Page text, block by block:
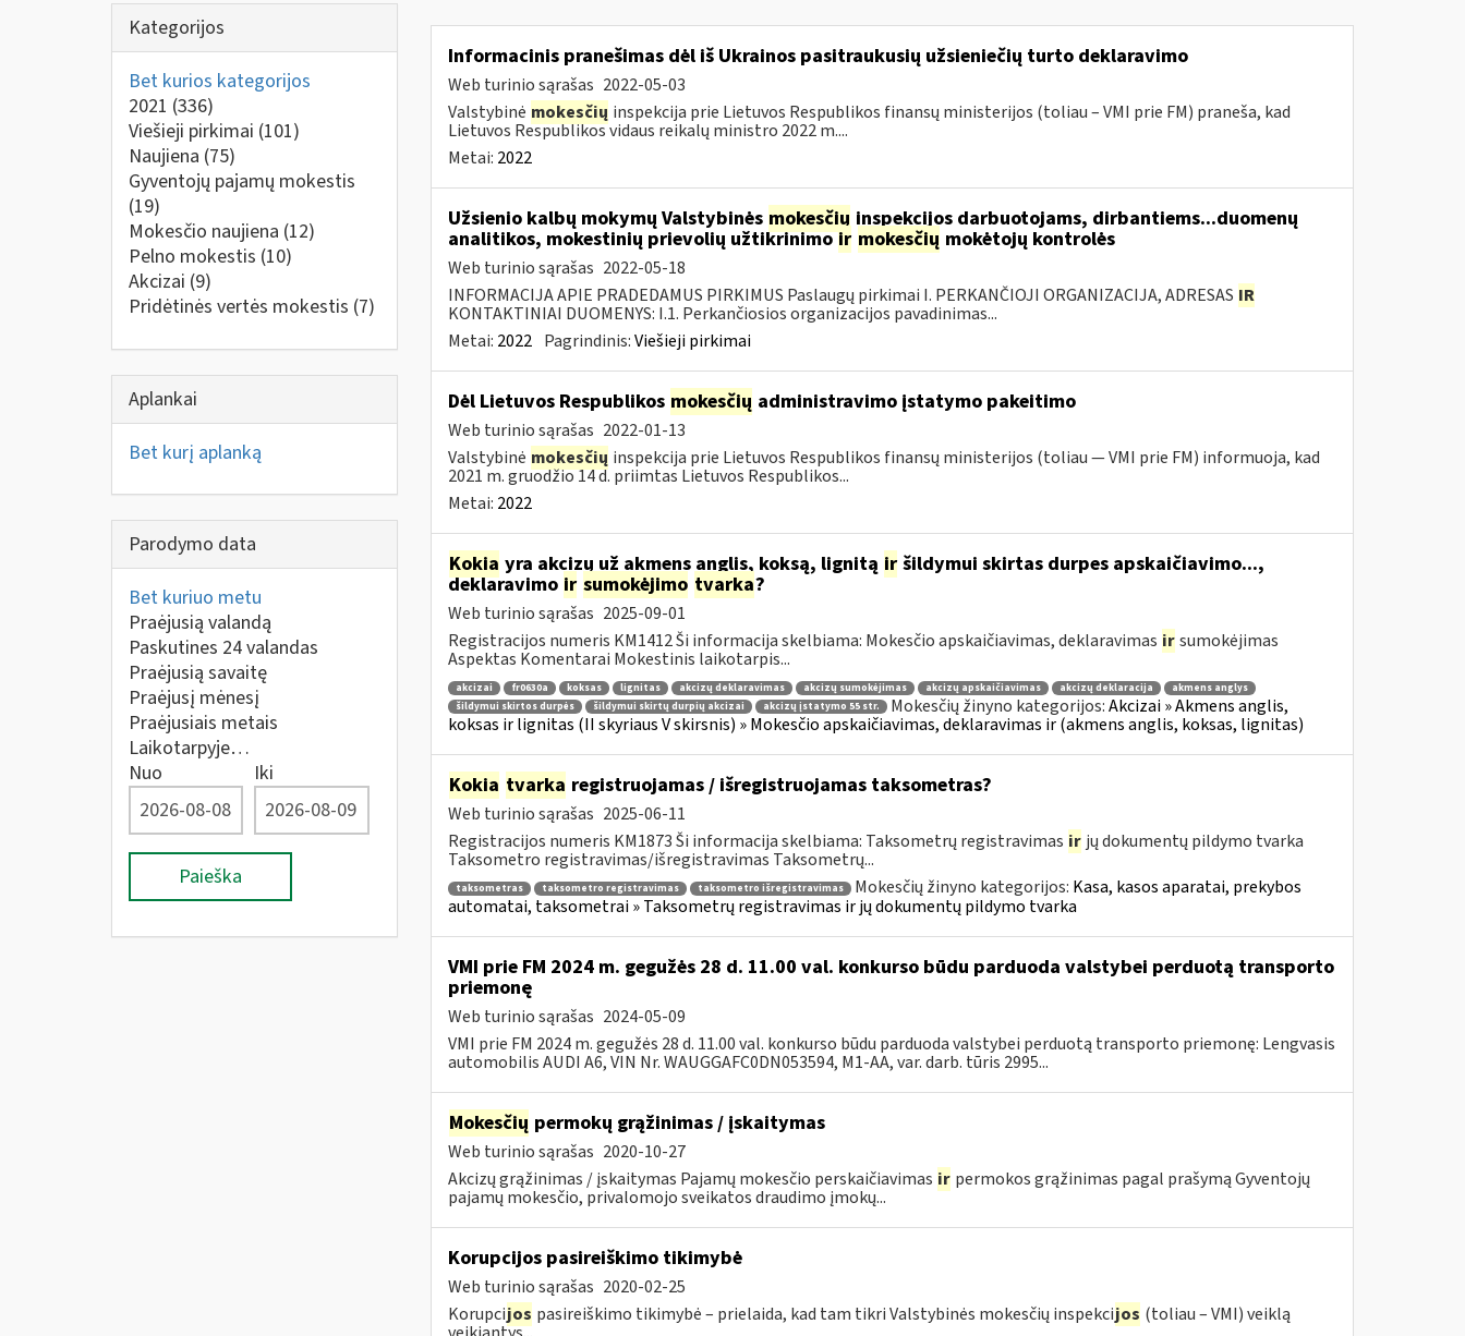
Kategorijos
Bet kurios kategorijos
2021 (336)
Viešieji pirkimai (101)
Naujiena (75)
Gyventojų pajamų mokestis
(19)
Mokesčio naujiena (12)
Pelno mokestis (10)
Akcizai (9)
Pridėtinės vertės mokestis (7)
Aplankai
Bet kurį aplanką
Parodymo data
Bet kuriuo metu
Praėjusią valandą
Paskutines 24 valandas
Praėjusią savaitę
Praėjusį mėnesį
Praėjusiais metais
Laikotarpyje…
Nuo
Iki
Paieška
Informacinis pranešimas dėl iš Ukrainos pasitraukusių užsieniečių turto deklaravimo
Web turinio sąrašas 2022-05-03
Valstybinė mokesčių inspekcija prie Lietuvos Respublikos finansų ministerijos (toliau – VMI prie FM) praneša, kad
Lietuvos Respublikos vidaus reikalų ministro 2022 m....
Metai: 2022
Užsienio kalbų mokymų Valstybinės mokesčiųinspekcijos darbuotojams, dirbantiems...duomenų
analitikos, mokestinių prievolių užtikrinimoir mokesčių mokėtojų kontrolės
Web turinio sąrašas 2022-05-18
INFORMACIJA APIE PRADEDAMUS PIRKIMUS Paslaugų pirkimai I. PERKANČIOJI ORGANIZACIJA, ADRESAS IR
KONTAKTINIAI DUOMENYS: I.1. Perkančiosios organizacijos pavadinimas...
Metai: 2022 Pagrindinis:Viešieji pirkimai
Dėl Lietuvos Respublikos mokesčių administravimo įstatymo pakeitimo
Web turinio sąrašas 2022-01-13
Valstybinė mokesčių inspekcija prie Lietuvos Respublikos finansų ministerijos (toliau — VMI prie FM) informuoja, kad
2021 m. gruodžio 14 d. priimtas Lietuvos Respublikos...
Metai: 2022
Kokia yra akcizų už akmens anglis, koksą, lignitą iršildymui skirtas durpes apskaičiavimo...,
deklaravimo ir sumokėjimo tvarka?
Web turinio sąrašas 2025-09-01
Registracijos numeris KM1412 Ši informacija skelbiama: Mokesčio apskaičiavimas, deklaravimas ir sumokėjimas
Aspektas Komentarai Mokestinis laikotarpis...
akcizai fr0630a koksas lignitas akcizų deklaravimas akcizų sumokėjimas akcizų apskaičiavimas akcizų deklaracija
akmens anglys
šildymui skirtos durpės
šildymui skirtų durpių akcizai akcizų įstatymo 55 str. Mokesčių žinyno kategorijos:Akcizai » Akmens anglis,
koksas ir lignitas (II skyriaus V skirsnis) » Mokesčio apskaičiavimas, deklaravimas ir (akmens anglis, koksas, lignitas)
Kokia tvarka registruojamas / išregistruojamas taksometras?
Web turinio sąrašas 2025-06-11
Registracijos numeris KM1873 Ši informacija skelbiama: Taksometrų registravimas ir jų dokumentų pildymo tvarka
Taksometro registravimas/išregistravimas Taksometrų...
taksometras taksometro registravimas taksometro išregistravimas Mokesčių žinyno kategorijos: Kasa, kasos aparatai, prekybos
automatai, taksometrai » Taksometrų registravimas ir jų dokumentų pildymo tvarka
VMI prie FM 2024 m. gegužės 28 d. 11.00 val. konkurso būdu parduoda valstybei perduotą transporto
priemonę
Web turinio sąrašas 2024-05-09
VMI prie FM 2024 m. gegužės 28 d. 11.00 val. konkurso būdu parduoda valstybei perduotą transporto priemonę: Lengvasis
automobilis AUDI A6, VIN Nr. WAUGGAFC0DN053594, M1-AA, var. darb. tūris 2995...
Mokesčių permokų grąžinimas / įskaitymas
Web turinio sąrašas 2020-10-27
Akcizų grąžinimas / įskaitymas Pajamų mokesčio perskaičiavimas ir permokos grąžinimas pagal prašymą Gyventojų
pajamų mokesčio, privalomojo sveikatos draudimo įmokų...
Korupcijos pasireiškimo tikimybė
Web turinio sąrašas 2020-02-25
Korupcijos pasireiškimo tikimybė – prielaida, kad tam tikri Valstybinės mokesčių inspekcijos (toliau – VMI) veiklą